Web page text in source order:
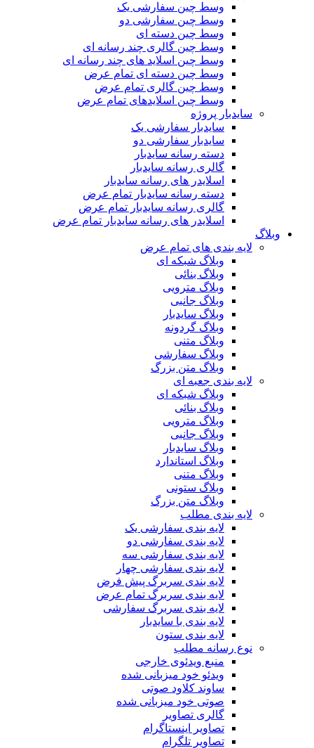
وسط چین سفارشی یک
وسط چین سفارشی دو
وسط چین دسته ای
وسط چین گالری چند رسانه ای
وسط چین اسلاید های چند رسانه ای
وسط چین دسته ای تمام عرض
وسط چین گالری تمام عرض
وسط چین اسلایدهای تمام عرض
سایدبار پروژه
سایدبار سفارشی یک
سایدبار سفارشی دو
دسته رسانه سایدبار
گالری رسانه سایدبار
اسلایدر های رسانه سایدبار
دسته رسانه سایدبار تمام عرض
گالری رسانه سایدبار تمام عرض
اسلایدر های رسانه سایدبار تمام عرض
وبلاگ
لایه بندی های تمام عرض
وبلاگ شبکه ای
وبلاگ بنائی
وبلاگ مترویی
وبلاگ جانبی
وبلاگ سایدبار
وبلاگ گردونه
وبلاگ متنی
وبلاگ سفارشی
وبلاگ متن بزرگ
لایه بندی جعبه ای
وبلاگ شبکه ای
وبلاگ بنائی
وبلاگ مترویی
وبلاگ جانبی
وبلاگ سایدبار
وبلاگ استاندارد
وبلاگ متنی
وبلاگ ستونی
وبلاگ متن بزرگ
لایه بندی مطلب
لایه بندی سفارشی یک
لایه بندی سفارشی دو
لایه بندی سفارشی سه
لایه بندی سفارشی چهار
لایه بندی سربرگ پیش فرض
لایه بندی سربرگ تمام عرض
لایه بندی سربرگ سفارشی
لایه بندی با سایدبار
لایه بندی ستون
نوع رسانه مطلب
منبع ویدئوی خارجی
ویدئو خود میزبانی شده
ساوند کلاود صوتی
صوتی خود میزبانی شده
گالری تصاویر
تصاویر اینستاگرام
تصاویر تلگرام